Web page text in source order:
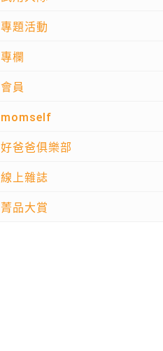
專題活動
專欄
會員
momself
好爸爸俱樂部
線上雜誌
菁品大賞